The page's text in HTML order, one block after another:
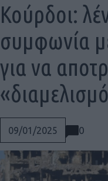
09/01/2025 0
Κούρδοι:
συμφωνία
για να